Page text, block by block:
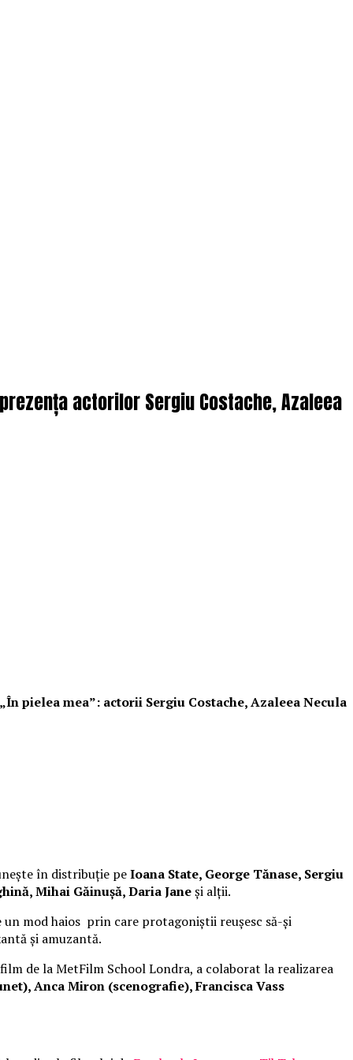
actorilor Sergiu Costache, Azaleea
pielea mea”: actorii Sergiu Costache, Azaleea Necula
în distribuție peIoana State, George Tănase, Sergiu
Mihai Găinușă, Daria Janeși alții.
un mod haios prin care protagoniștii reușesc să-și
și amuzantă.
de la MetFilm School Londra, a colaborat la realizarea
Anca Miron (scenografie), Francisca Vass